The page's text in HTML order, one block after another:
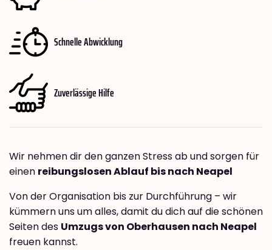
Schnelle Abwicklung
Zuverlässige Hilfe
Wir nehmen dir den ganzen Stress ab und sorgen für
einen reibungslosen Ablauf bis nach Neapel
Von der Organisation bis zur Durchführung – wir
kümmern uns um alles, damit du dich auf die schönen
Seiten des Umzugs von Oberhausen nach Neapel
freuen kannst.